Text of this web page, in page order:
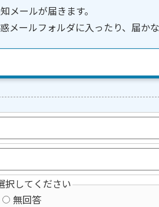
メールが届きます。
ールフォルダに入ったり、届か
択してください
無回答